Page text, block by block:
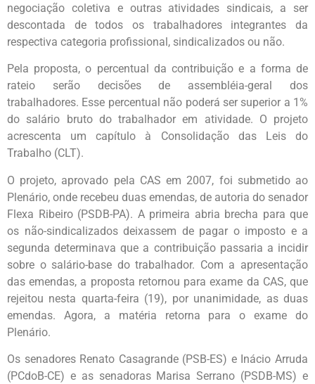
negociação coletiva e outras atividades sindicais, a ser
descontada de todos os trabalhadores integrantes da
respectiva categoria profissional, sindicalizados ou não.
Pela proposta, o percentual da contribuição e a forma de
rateio serão decisões de assembléia-geral dos
trabalhadores. Esse percentual não poderá ser superior a 1%
do salário bruto do trabalhador em atividade. O projeto
acrescenta um capítulo à Consolidação das Leis do
Trabalho (CLT).
O projeto, aprovado pela CAS em 2007, foi submetido ao
Plenário, onde recebeu duas emendas, de autoria do senador
Flexa Ribeiro (PSDB-PA). A primeira abria brecha para que
os não-sindicalizados deixassem de pagar o imposto e a
segunda determinava que a contribuição passaria a incidir
sobre o salário-base do trabalhador. Com a apresentação
das emendas, a proposta retornou para exame da CAS, que
rejeitou nesta quarta-feira (19), por unanimidade, as duas
emendas. Agora, a matéria retorna para o exame do
Plenário.
Os senadores Renato Casagrande (PSB-ES) e Inácio Arruda
(PCdoB-CE) e as senadoras Marisa Serrano (PSDB-MS) e